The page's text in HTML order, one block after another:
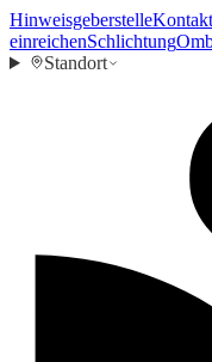
HinweisgeberstelleKontakt
einreichenSchlichtung
Standort